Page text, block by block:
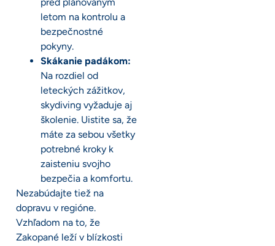
letom na kontrolu a
bezpečnostné
pokyny.
Skákanie padákom:
Na rozdiel od
leteckých zážitkov,
skydiving vyžaduje aj
školenie. Uistite sa, že
máte za sebou všetky
potrebné kroky k
zaisteniu svojho
bezpečia a komfortu.
Nezabúdajte tiež na
dopravu v regióne.
Vzhľadom na to, že
Zakopané leží v blízkosti